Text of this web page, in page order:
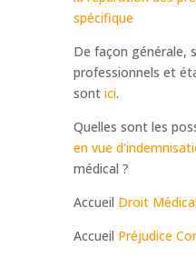
spécifique
De façon générale,
professionnels et
sont ici.
Quelles sont les
en vue
médical ?
Accueil Droit
Accueil Préjudice